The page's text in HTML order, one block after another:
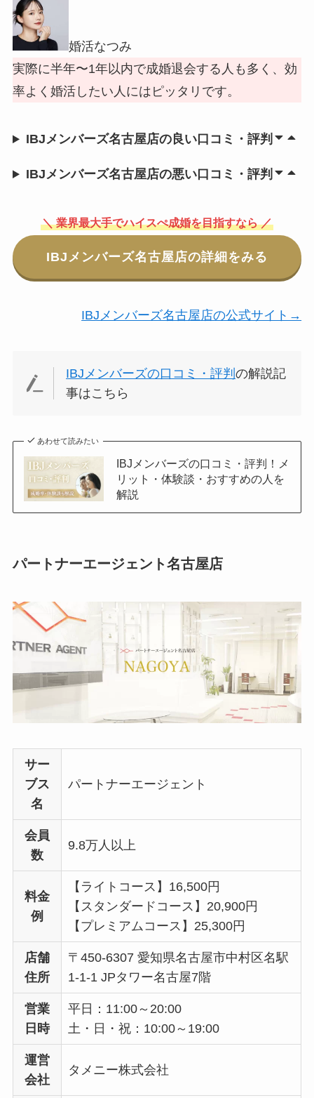
婚活なつみ
実際に半年〜1年以内で成婚退会する人も多く、効
率よく婚活したい人にはピッタリです。
IBJメンバーズ名古屋店の良い口コミ・評判
IBJメンバーズ名古屋店の悪い口コミ・評判
＼ 業界最大手でハイスぺ成婚を目指すなら ／
IBJメンバーズ名古屋店の詳細をみる
IBJメンバーズ名古屋店の公式サイト→
IBJメンバーズの口コミ・評判の解説記
事はこちら
あわせて読みたい
IBJメンバーズの口コミ・評判！メ
リット・体験談・おすすめの人を
解説
パートナーエージェント名古屋店
サー
ブス
名
パートナーエージェント
会員
数
9.8万人以上
料金
例
【ライトコース】16,500円
【スタンダードコース】20,900円
【プレミアムコース】25,300円
店舗
住所
〒450-6307 愛知県名古屋市中村区名駅
1-1-1 JPタワー名古屋7階
営業
日時
平日：11:00～20:00
土・日・祝：10:00～19:00
運営
会社
タメニー株式会社